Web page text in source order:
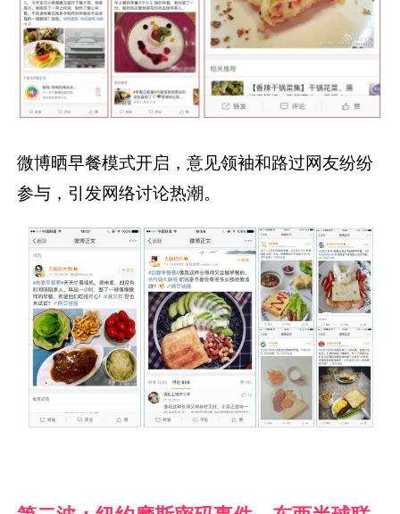
微博晒早餐模式开启，意见领袖和路过网友纷纷
参与，引发网络讨论热潮。